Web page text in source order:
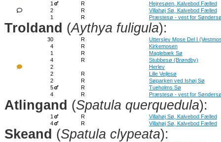
1
R
Hejresøen, Kalvebod Fælled
2
R
Villahøj Sø, Kalvebod Fælled
1
R Præstesø - vest for
Troldand (Aythya fuligula):
30 R
Utterslev Mose Del I
4
R
Kirkemosen
1
R
Maglebæk Sø
4
R
Stubbesø (Brøndby)
2
Herlev
2
R
Lille Vejlesø
2
R
Søparken ved Ishøj Sø
5
R
Tueholms Sø
4
R Præstesø - vest for
Atlingand (Spatula querquedula):
1 R
Villahøj Sø, Kalvebod Fælled
4
R Villahøj Sø, Kalvebod Fælled
Skeand (Spatula clypeata):